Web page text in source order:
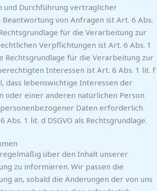
und Durchführung vertraglicher
von Anfragen ist Art. 6 Abs.
für die Verarbeitung zur
Verpflichtungen ist Art. 6 Abs. 1
Rechtsgrundlage für die Verarbeitung zur
Interessen ist Art. 6 Abs. 1 lit. f
dass lebenswichtige Interessen der
oder einer anderen natürlichen Person
Daten erforderlich
Abs. 1 lit. d DSGVO als Rechtsgrundlage.
über den Inhalt unserer
zu informieren. Wir passen die
an, sobald die Änderungen der von uns